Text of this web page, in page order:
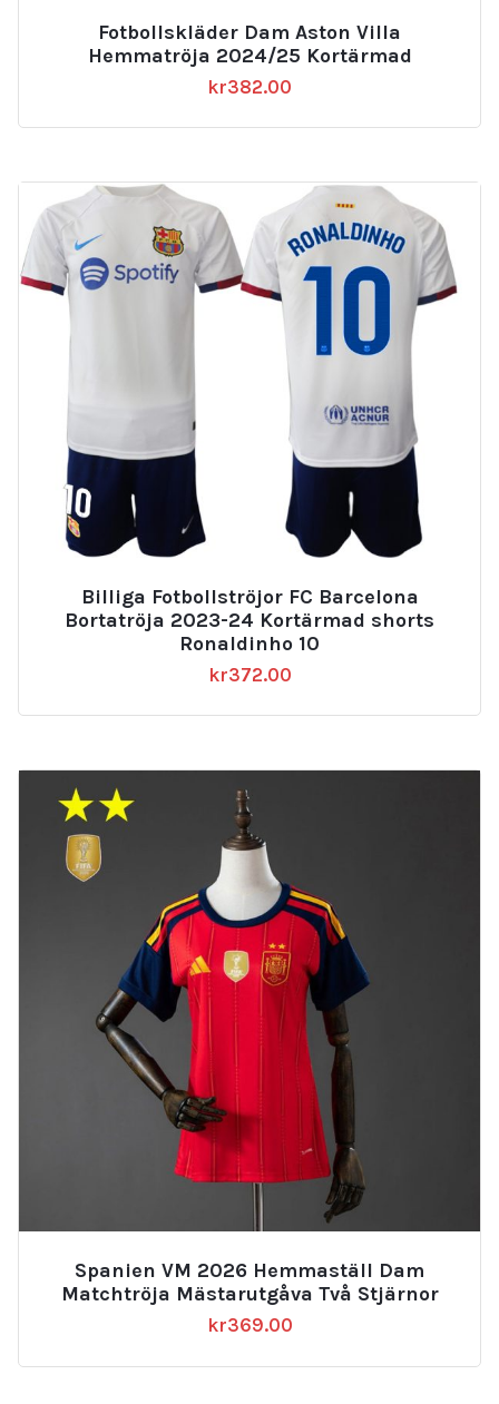
Fotbollskläder Dam Aston Villa
Hemmatröja 2024/25 Kortärmad
kr382.00
Billiga Fotbollströjor FC Barcelona
Bortatröja 2023-24 Kortärmad shorts
Ronaldinho 10
kr372.00
Spanien VM 2026 Hemmaställ Dam
Matchtröja Mästarutgåva Två Stjärnor
kr369.00